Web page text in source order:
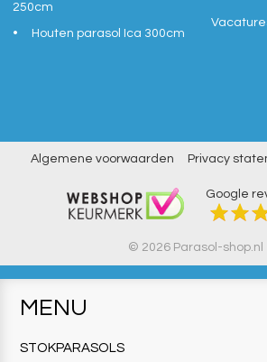
250cm
Houten parasol Ica 300cm
Algemene voorwaarden Privacy
Google
© 2026 Parasol-shop.nl
MENU
STOKPARASOLS